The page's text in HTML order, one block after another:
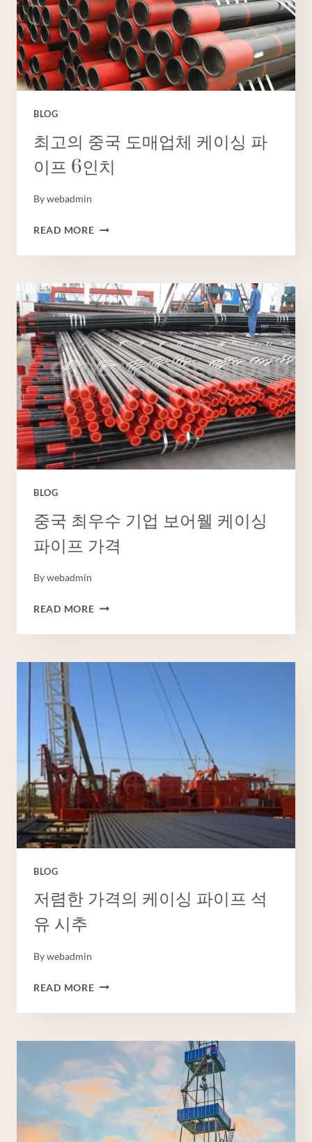
철
케
이
싱
BLOG
최고의 중국 도매업체 케이싱 파
이프 6인치
Bywebadmin
READ MORE최
의
국
도
매
업
체
케
이
싱
파
이
프
6
BLOG
중국 최우수 기업 보어웰 케이싱
파이프 가격
Bywebadmin
READ MORE중
최
업
보
어
웰
케
이
싱
파
이
프
BLOG
저렴한 가격의 케이싱 파이프 석
유 시추
Bywebadmin
READ MORE저
한
의
케
이
싱